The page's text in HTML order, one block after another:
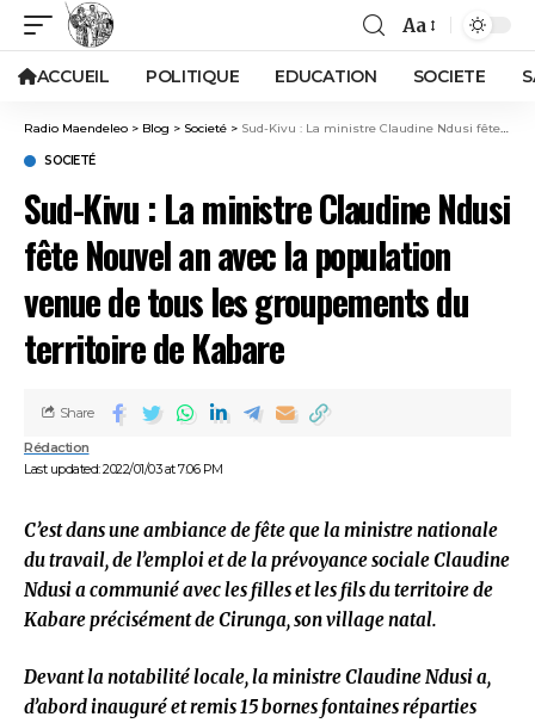
Aa
ACCUEIL POLITIQUE EDUCATION SOCIETE
Radio Maendeleo > Blog > Societé > Sud-Kivu : La ministre Claudine Ndusi fête Nouvel an avec la population venue de tous les groupements du territoire de Kabare
SOCIETÉ
Sud-Kivu : La ministre Claudine Ndusi
fête Nouvel an avec la population
venue de tous les groupements du
territoire de Kabare
Last updated: 2022/01/03 at 7:06 PM
Rédaction
Share
C’est dans une ambiance de fête que la ministre nationale
du travail, de l’emploi et de la prévoyance sociale Claudine
Ndusi a communié avec les filles et les fils du territoire de
Kabare précisément de Cirunga, son village natal.
Devant la notabilité locale, la ministre Claudine Ndusi a,
d’abord inauguré et remis 15 bornes fontaines réparties